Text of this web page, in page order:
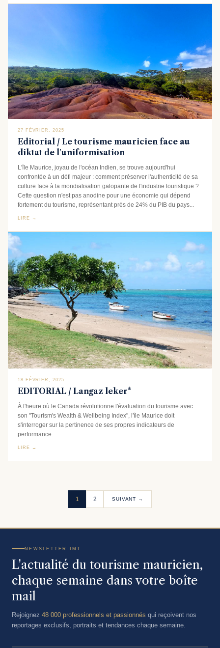
27 FÉVRIER, 2025
Editorial / Le tourisme mauricien face au
diktat de l'uniformisation
L'île Maurice, joyau de l'océan Indien, se trouve aujourd'hui
confrontée à un défi majeur : comment préserver l'authenticité de sa
culture face à la mondialisation galopante de l'industrie touristique ?
Cette question n'est pas anodine pour une économie qui dépend
fortement du tourisme, représentant près de 24% du PIB du pays...
LIRE →
18 FÉVRIER, 2025
EDITORIAL / Langaz leker*
À l'heure où le Canada révolutionne l'évaluation du tourisme avec
son "Tourism's Wealth & Wellbeing Index", l'île Maurice doit
s'interroger sur la pertinence de ses propres indicateurs de
performance...
LIRE →
1 2 SUIVANT →
NEWSLETTER IMT
L'actualité du tourisme mauricien,
chaque semaine dans votre boîte
mail
Rejoignez 48 000 professionnels et passionnés qui reçoivent nos
reportages exclusifs, portraits et tendances chaque semaine.